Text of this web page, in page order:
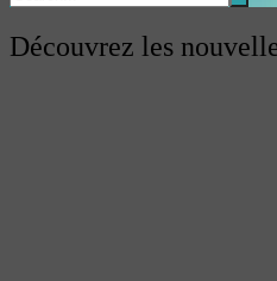
Découvrez les